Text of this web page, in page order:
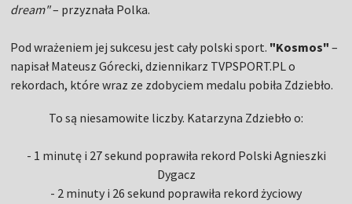
dream"– przyznała Polka.
Pod wrażeniem jej sukcesu jest cały polski sport. "Kosmos"–
napisał Mateusz Górecki, dziennikarz TVPSPORT.PL o
rekordach, które wraz ze zdobyciem medalu pobiła Zdziebło.
To są niesamowite liczby. Katarzyna Zdziebło o:
- 1 minutę i 27 sekund poprawiła rekord Polski Agnieszki
Dygacz
- 2 minuty i 26 sekund poprawiła rekord życiowy